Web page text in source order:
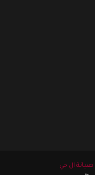
صيانة ال جي